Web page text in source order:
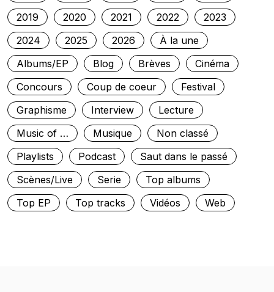
2019
2020 2021 2022
2023
2024
2025 2026
À la une
Albums/EP
Blog Brèves
Cinéma
Concours
Coup de coeur
Festival
Graphisme
Interview
Lecture
Music of …
Musique
Non classé
Playlists
Podcast
Saut dans le passé
Scènes/Live
Serie
Top albums
Top EP
Top tracks Vidéos Web